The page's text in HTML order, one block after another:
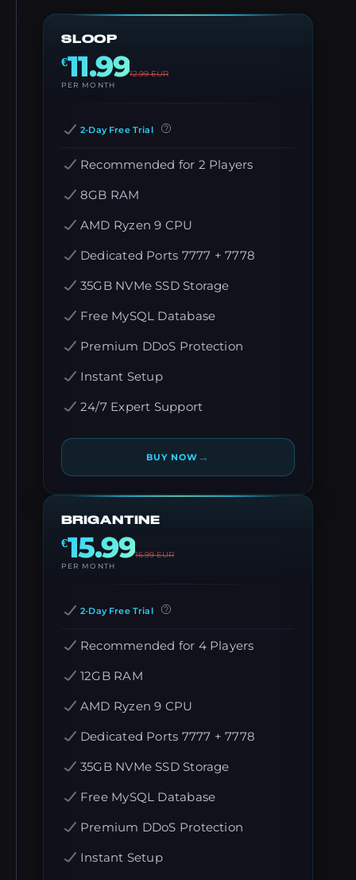
SLOOP
€11.9912.99EUR
PER MONTH
2-Day Free Trial
Recommended for 2 Players
8GB RAM
AMD Ryzen 9 CPU
Dedicated Ports 7777 + 7778
35GB NVMe SSD Storage
Free MySQL Database
Premium DDoS Protection
Instant Setup
24/7 Expert Support
BUY NOW →
BRIGANTINE
€15.9916.99EUR
PER MONTH
2-Day Free Trial
Recommended for 4 Players
12GB RAM
AMD Ryzen 9 CPU
Dedicated Ports 7777 + 7778
35GB NVMe SSD Storage
Free MySQL Database
Premium DDoS Protection
Instant Setup